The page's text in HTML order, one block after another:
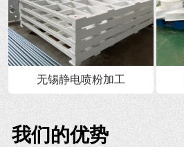
无锡静电喷粉加工
我们的优势